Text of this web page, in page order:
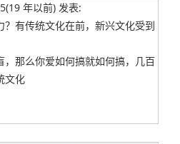
年以前) 发表:
有传统文化在前，新兴文化受到
，那么你爱如何搞就如何搞，几百
文化